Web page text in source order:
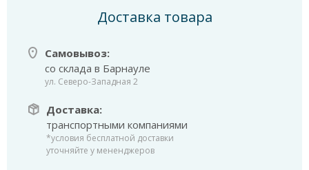
Доставка товара
Самовывоз:
со склада в Барнауле
ул. Северо-Западная 2
Доставка:
транспортными компаниями
*условия бесплатной доставки
уточняйте у мененджеров